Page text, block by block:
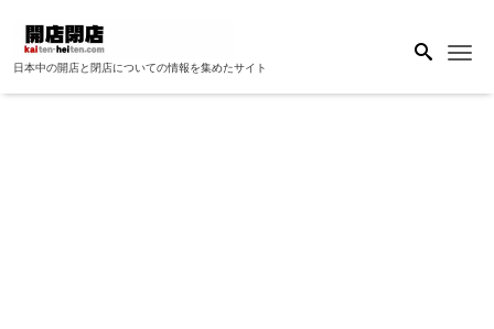
日本中の開店と閉店についての情報を集めたサイト